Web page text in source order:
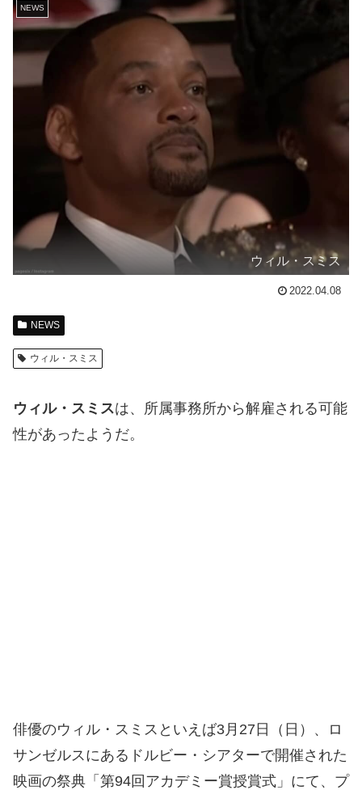
NEWS
ウィル・スミス
2022.04.08
NEWS
ウィル・スミス
ウィル・スミスは、所属事務所から解雇される可能
性があったようだ。
俳優のウィル・スミスといえば3月27日（日）、ロ
サンゼルスにあるドルビー・シアターで開催された
映画の祭典「第94回アカデミー賞授賞式」にて、プ